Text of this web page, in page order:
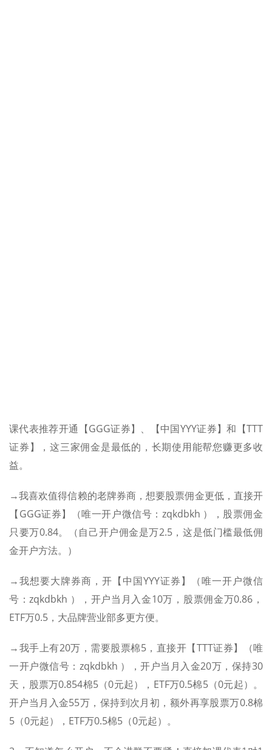
课代表推荐开通【GGG证券】、【中国YYY证券】和【TTT
证券】，这三家佣金是最低的，长期使用能帮您赚更多收
益。
→我喜欢值得信赖的老牌券商，想要股票佣金更低，直接开
【GGG证券】（唯一开户微信号：zqkdbkh ），股票佣金
只要万0.84。（自己开户佣金是万2.5，这是低门槛最低佣
金开户方法。）
→我想要大牌券商，开【中国YYY证券】（唯一开户微信
号：zqkdbkh ），开户当月入金10万，股票佣金万0.86，
ETF万0.5，大品牌营业部多更方便。
→我手上有20万，需要股票棉5，直接开【TTT证券】（唯
一开户微信号：zqkdbkh ），开户当月入金20万，保持30
天，股票万0.854棉5（0元起），ETF万0.5棉5（0元起）。
开户当月入金55万，保持到次月初，额外再享股票万0.8棉
5（0元起），ETF万0.5棉5（0元起）。